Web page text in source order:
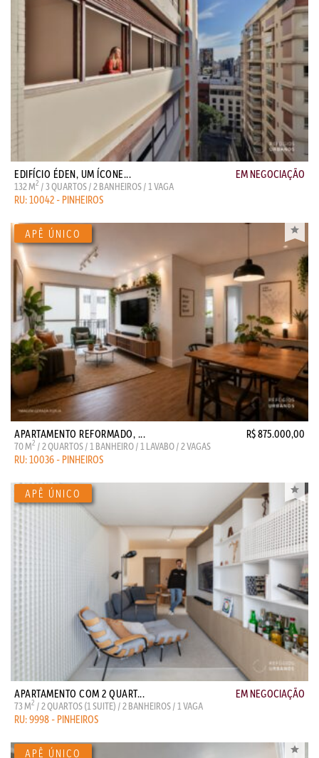
EDIFÍCIO ÉDEN, UM ÍCONE... EM NEGOCIAÇÃO
132 M2 / 3 QUARTOS / 2 BANHEIROS / 1 VAGA
RU: 10042 - PINHEIROS
APARTAMENTO REFORMADO, ... R$ 875.000,00
70 M2 / 2 QUARTOS / 1 BANHEIRO / 1 LAVABO / 2 VAGAS
RU: 10036 - PINHEIROS
APARTAMENTO COM 2 QUART... EM NEGOCIAÇÃO
73 M2 / 2 QUARTOS (1 SUITE) / 2 BANHEIROS / 1 VAGA
RU: 9998 - PINHEIROS